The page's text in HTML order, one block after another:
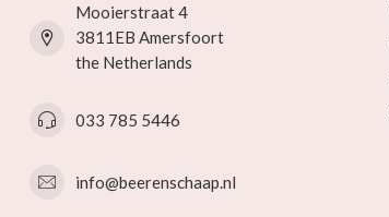
Mooierstraat 4
3811EB Amersfoort
the Netherlands
033 785 5446
info@beerenschaap.nl